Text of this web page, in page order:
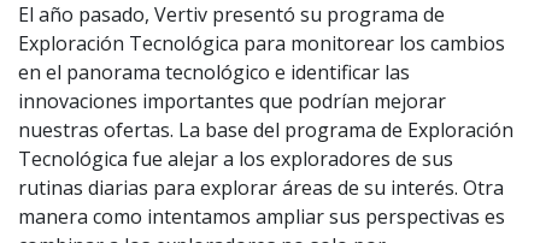
El año pasado, Vertiv presentó su programa de
Exploración Tecnológica para monitorear los cambios
en el panorama tecnológico e identificar las
innovaciones importantes que podrían mejorar
nuestras ofertas. La base del programa de Exploración
Tecnológica fue alejar a los exploradores de sus
rutinas diarias para explorar áreas de su interés. Otra
manera como intentamos ampliar sus perspectivas es